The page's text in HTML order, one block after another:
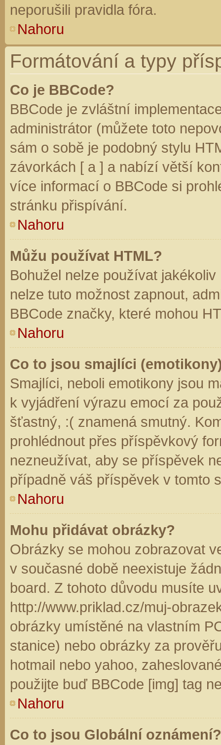
neporušili pravidla fóra.
Nahoru
Formátování a typy
Co je BBCode?
BBCode je zvláštní
administrátor (můžete toto
sám o sobě je podobný stylu
závorkách [ a ] a nabízí větší
více informací o BBCode si
stránku přispívání.
Nahoru
Můžu používat HTML?
Bohužel nelze používat
nelze tuto možnost zapnout,
BBCode značky, které mohou
Nahoru
Co to jsou smajlíci
Smajlíci, neboli emotikony jsou
k vyjádření výrazu emocí za
šťastný, :( znamená smutný.
prohlédnout přes příspěvkový
nezneužívat, aby se příspěvek
případně váš příspěvek v tomto
Nahoru
Mohu přidávat obrázky?
Obrázky se mohou zobrazovat
v současné době neexistuje
board. Z tohoto důvodu musíte
http://www.priklad.cz/muj-
obrázky umístěné na vlastním
stanice) nebo obrázky za
hotmail nebo yahoo,
použijte buď BBCode [img] tag
Nahoru
Co to jsou Globální oznámení?